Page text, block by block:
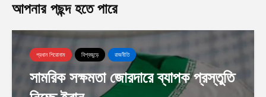
আপনার পছন্দ হতে পারে
প্রধান শিরোনাম বিশ্বজুড়ে রাজনীতি
সামরিক সক্ষমতা জোরদারে ব্যাপক প্রস্তুতি